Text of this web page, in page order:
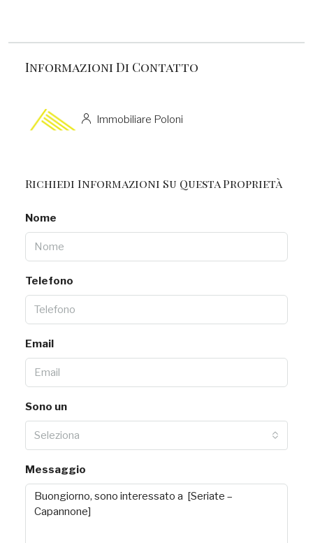
Informazioni Di Contatto
Immobiliare Poloni
Richiedi Informazioni Su Questa Proprietà
Nome
Telefono
Email
Sono un
Seleziona
Messaggio